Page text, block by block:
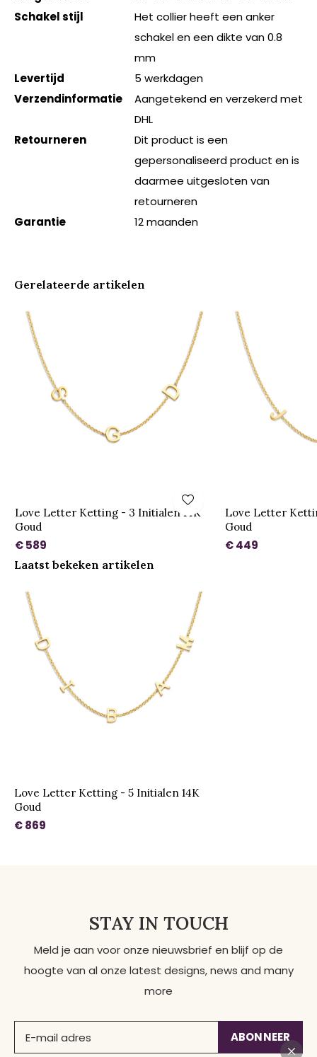
Schakel stijl
Het collier heeft een anker
schakel en een dikte van 0.8
mm
Levertijd
5 werkdagen
Verzendinformatie
Aangetekend en verzekerd met
DHL
Retourneren
Dit product is een
gepersonaliseerd product en is
daarmee uitgesloten van
retourneren
Garantie
12 maanden
Gerelateerde artikelen
Love Letter Ketting - 3 Initialen 14K
Goud
€ 589
Love Letter
Goud
€ 449
Laatst bekeken artikelen
Love Letter Ketting - 5 Initialen 14K
Goud
€ 869
STAY IN TOUCH
Meld je aan voor onze nieuwsbrief en blijf op de
hoogte van al onze latest designs, news and many
more
ABONNEER